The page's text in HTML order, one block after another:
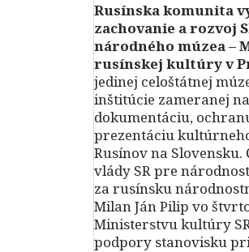
Rusínska komunita
zachovanie a rozvoj
národného múzea –
rusínskej kultúry v
jedinej celoštátnej
inštitúcie zameranej na
dokumentáciu,
prezentáciu
Rusínov na Slovensku.
vlády SR pre
za rusínsku
Milan Ján Pilip vo
Ministerstvu kultúry
podpory stanovisku